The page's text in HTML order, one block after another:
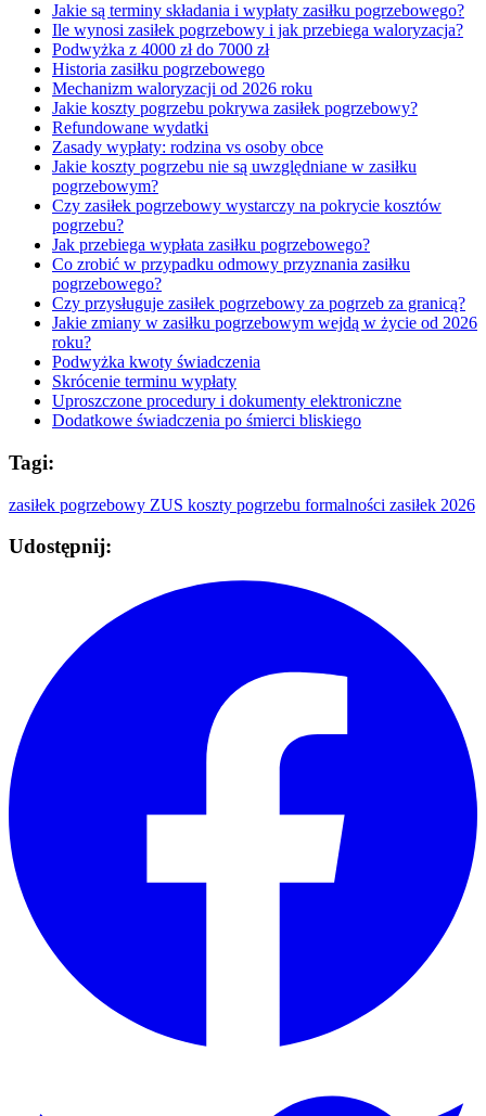
Jakie są terminy składania i wypłaty zasiłku pogrzebowego?
Ile wynosi zasiłek pogrzebowy i jak przebiega waloryzacja?
Podwyżka z 4000 zł do 7000 zł
Historia zasiłku pogrzebowego
Mechanizm waloryzacji od 2026 roku
Jakie koszty pogrzebu pokrywa zasiłek pogrzebowy?
Refundowane wydatki
Zasady wypłaty: rodzina vs osoby obce
Jakie koszty pogrzebu nie są uwzględniane w zasiłku
pogrzebowym?
Czy zasiłek pogrzebowy wystarczy na pokrycie kosztów
pogrzebu?
Jak przebiega wypłata zasiłku pogrzebowego?
Co zrobić w przypadku odmowy przyznania zasiłku
pogrzebowego?
Czy przysługuje zasiłek pogrzebowy za pogrzeb za granicą?
Jakie zmiany w zasiłku pogrzebowym wejdą w życie od 2026
roku?
Podwyżka kwoty świadczenia
Skrócenie terminu wypłaty
Uproszczone procedury i dokumenty elektroniczne
Dodatkowe świadczenia po śmierci bliskiego
Tagi:
zasiłek pogrzebowy ZUS koszty pogrzebu formalności zasiłek 2026
Udostępnij: